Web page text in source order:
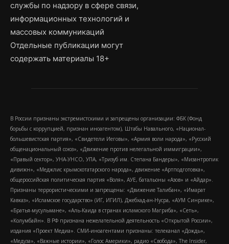
службы по надзору в сфере связи,
информационных технологий и
массовых коммуникаций
Отдельные публикации могут
содержать материалы 18+
В России признаны экстремистскими и запрещены организации: ФБК (Фонд
борьбы с коррупцией, признан иноагентом), Штабы Навального, «Национал-
большевистская партия», «Свидетели Иеговы», «Армия воли народа», «Русский
общенациональный союз», «Движение против нелегальной иммиграции»,
«Правый сектор», УНА-УНСО, УПА, «Тризуб им. Степана Бандеры», «Мизантропик
дивижн», «Меджлис крымскотатарского народа», движение «Артподготовка»,
общероссийская политическая партия «Воля», АУЕ, батальоны «Азов» и «Айдар».
Признаны террористическими и запрещены: «Движение Талибан», «Имарат
Кавказ», «Исламское государство» (ИГ, ИГИЛ), Джебхад-ан-Нусра, «АУМ Синрике»,
«Братья-мусульмане», «Аль-Каида в странах исламского Магриба», «Сеть»,
«Колумбайн». В РФ признана нежелательной деятельность «Открытой России»,
издания «Проект Медиа». СМИ-иноагентами признаны: телеканал «Дождь»,
«Медуза», «Важные истории», «Голос Америки», радио «Свобода», The Insider,